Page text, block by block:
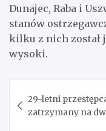
Dunajec, Raba i
stanów
kilku z nich został
wysoki.
wpisu
29-letni
zatrzymany na